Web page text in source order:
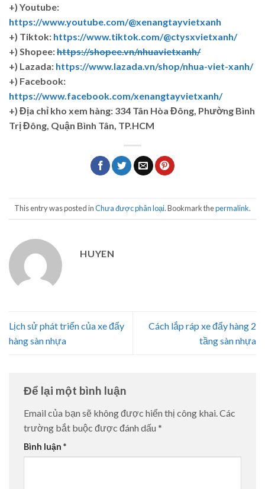
+) Youtube:
https://www.youtube.com/@xenangtayvietxanh
+) Tiktok: https://www.tiktok.com/@ctysxvietxanh/
+) Shopee:https://shopee.vn/nhuavietxanh/
+) Lazada: https://www.lazada.vn/shop/nhua-viet-xanh/
+) Facebook:
https://www.facebook.com/xenangtayvietxanh/
+) Địa chỉ kho xem hàng: 334 Tân Hòa Đông, Phường Bình
Trị Đông, Quận Bình Tân, TP.HCM
This entry was posted inChưa được phân loại. Bookmark thepermalink.
HUYEN
Lịch sử phát triển của xe đẩy
hàng sàn nhựa
Cách lắp ráp xe đẩy hàng 2
tầng sàn nhựa
Để lại một bình luận
Email của bạn sẽ không được hiển thị công khai. Các
trường bắt buộc được đánh dấu *
Bình luận *